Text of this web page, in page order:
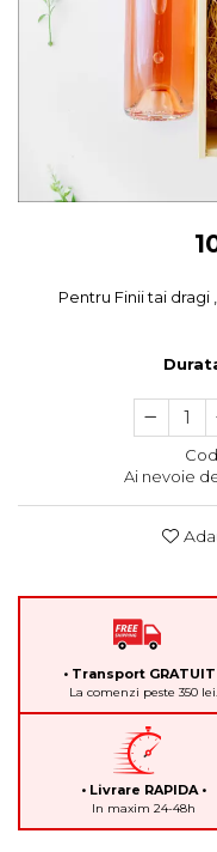
Body bebelusi
Perne personalizate
Plusuri personalizate
Agende personalizate
Etichete pentru sticla
Cadouri
Sorturi Personalizate
Cadouri pentru
Cadouri Pensionare
Cadouri Profesori
Pentru Finii tai dragi
Ai nevoie
• Transport GRATUIT
La comenzi peste 350 lei.
• Livrare RAPIDA •
In maxim 24-48h